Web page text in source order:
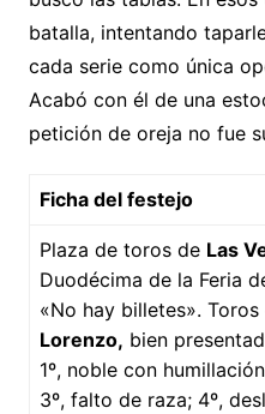
batalla, intentando
cada serie como única
Acabó con él de una
petición de oreja no fue
Ficha del festejo
Plaza de toros de Las
Duodécima de la Feria
«No hay billetes». Toros
Lorenzo, bien
1º, noble con
3º, falto de raza; 4º,